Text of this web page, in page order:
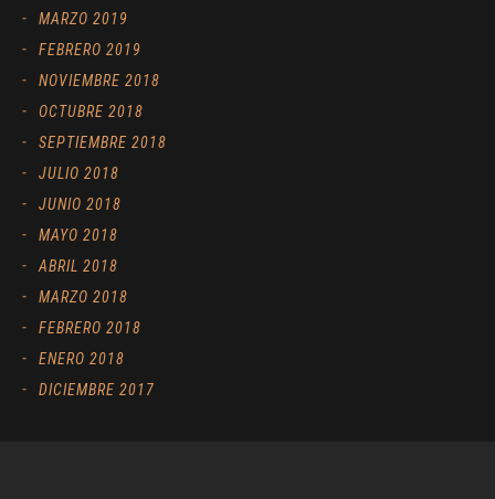
MARZO 2019
FEBRERO 2019
NOVIEMBRE 2018
OCTUBRE 2018
SEPTIEMBRE 2018
JULIO 2018
JUNIO 2018
MAYO 2018
ABRIL 2018
MARZO 2018
FEBRERO 2018
ENERO 2018
DICIEMBRE 2017